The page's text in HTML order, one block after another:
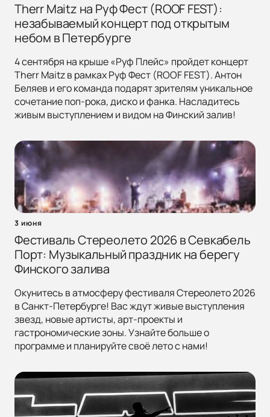
Therr Maitz на Руф Фест (ROOF FEST):
незабываемый концерт под открытым
небом в Петербурге
4 сентября на крыше «Руф Плейс» пройдет концерт
Therr Maitz в рамках Руф Фест (ROOF FEST). Антон
Беляев и его команда подарят зрителям уникальное
сочетание поп-рока, диско и фанка. Насладитесь
живым выступлением и видом на Финский залив!
3 июня
Фестиваль Стереолето 2026 в Севкабель
Порт: Музыкальный праздник на берегу
Финского залива
Окунитесь в атмосферу фестиваля Стереолето 2026
в Санкт-Петербурге! Вас ждут живые выступления
звезд, новые артисты, арт-проекты и
гастрономические зоны. Узнайте больше о
программе и планируйте своё лето с нами!